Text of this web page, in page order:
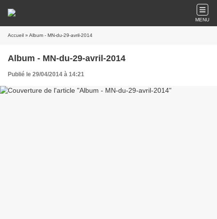
MENU
Accueil » Album - MN-du-29-avril-2014
Album - MN-du-29-avril-2014
Publié le 29/04/2014 à 14:21